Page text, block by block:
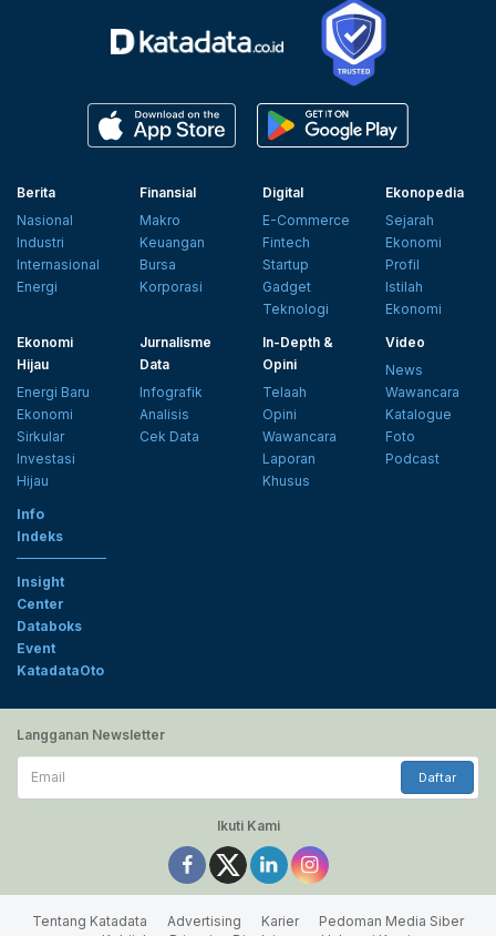
Berita
Nasional
Industri
Internasional
Energi
Finansial
Makro
Keuangan
Bursa
Korporasi
Digital
E-Commerce
Fintech
Startup
Gadget
Teknologi
Ekonopedia
Sejarah
Ekonomi
Profil
Istilah
Ekonomi
Ekonomi
Hijau
Energi Baru
Ekonomi
Sirkular
Investasi
Hijau
Jurnalisme
Data
Infografik
Analisis
Cek Data
In-Depth &
Opini
Telaah
Opini
Wawancara
Laporan
Khusus
Video
News
Wawancara
Katalogue
Foto
Podcast
Info
Indeks
Insight
Center
Databoks
Event
KatadataOto
Langganan Newsletter
Email
Daftar
Ikuti Kami
Tentang Katadata Advertising Karier
Pedoman Media Siber